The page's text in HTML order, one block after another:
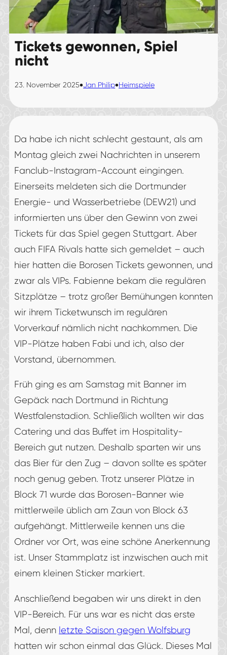
Tickets gewonnen, Spiel
nicht
23. November 2025•Jan Philip•Heimspiele
Da habe ich nicht schlecht gestaunt, als am
Montag gleich zwei Nachrichten in unserem
Fanclub-Instagram-Account eingingen.
Einerseits meldeten sich die Dortmunder
Energie- und Wasserbetriebe (DEW21) und
informierten uns über den Gewinn von zwei
Tickets für das Spiel gegen Stuttgart. Aber
auch FIFA Rivals hatte sich gemeldet – auch
hier hatten die Borosen Tickets gewonnen, und
zwar als VIPs. Fabienne bekam die regulären
Sitzplätze – trotz großer Bemühungen konnten
wir ihrem Ticketwunsch im regulären
Vorverkauf nämlich nicht nachkommen. Die
VIP-Plätze haben Fabi und ich, also der
Vorstand, übernommen.
Früh ging es am Samstag mit Banner im
Gepäck nach Dortmund in Richtung
Westfalenstadion. Schließlich wollten wir das
Catering und das Buffet im Hospitality-
Bereich gut nutzen. Deshalb sparten wir uns
das Bier für den Zug – davon sollte es später
noch genug geben. Trotz unserer Plätze in
Block 71 wurde das Borosen-Banner wie
mittlerweile üblich am Zaun von Block 63
aufgehängt. Mittlerweile kennen uns die
Ordner vor Ort, was eine schöne Anerkennung
ist. Unser Stammplatz ist inzwischen auch mit
einem kleinen Sticker markiert.
Anschließend begaben wir uns direkt in den
VIP-Bereich. Für uns war es nicht das erste
Mal, denn letzte Saison gegen Wolfsburg
hatten wir schon einmal das Glück. Dieses Mal